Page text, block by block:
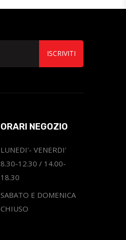
ISCRIVITI
ORARI NEGOZIO
LUNEDI'- VENERDI'
8.30-12.30 / 14.00-
18.30
SABATO E DOMENICA
CHIUSO